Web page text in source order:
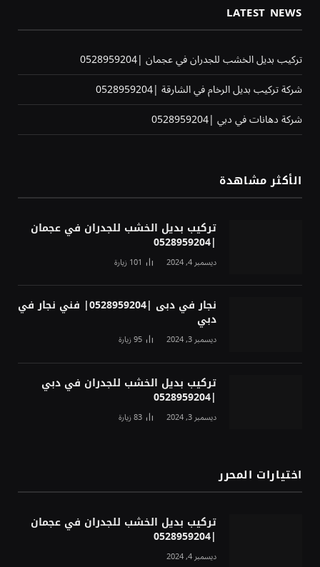
LATEST NEWS
تركيب بديل الخشب للجدران في عجمان |0528959204
شركة تركيب بديل الرخام في الشارقة |0528959204
شركة دهانات في دبي |0528959204
الأكثر مشاهدة
تركيب بديل الخشب للجدران في عجمان
|0528959204
ديسمبر 4, 2024 101زيارة
نجار في دبى |0528959204| فني نجار في
دبي
ديسمبر 3, 2024 95زيارة
تركيب بديل الخشب للجدران في دبي
|0528959204
ديسمبر 3, 2024 83زيارة
اختيارات المحرر
تركيب بديل الخشب للجدران في عجمان
|0528959204
ديسمبر 4, 2024